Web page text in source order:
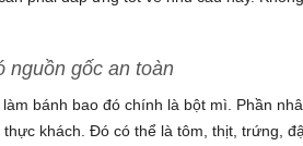
nguồn gốc an toàn
bánh bao đó chính là bột mì. Phần
khách. Đó có thể là tôm, thịt, trứng,